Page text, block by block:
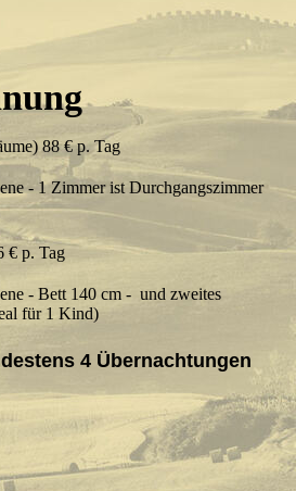
88 € p. Tag
- 1 Zimmer ist Durchgangszimmer
€ p. Tag
- Bett 140 cm - und zweites
für 1 Kind)
4 Übernachtungen